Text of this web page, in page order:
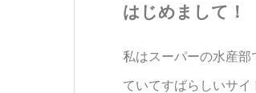
はじめまして！
私はスーパーの水産
ていてすばらしいサイ